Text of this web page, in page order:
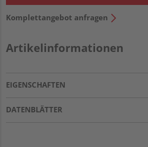
Komplettangebot anfragen
Artikelinformationen
EIGENSCHAFTEN
DATENBLÄTTER